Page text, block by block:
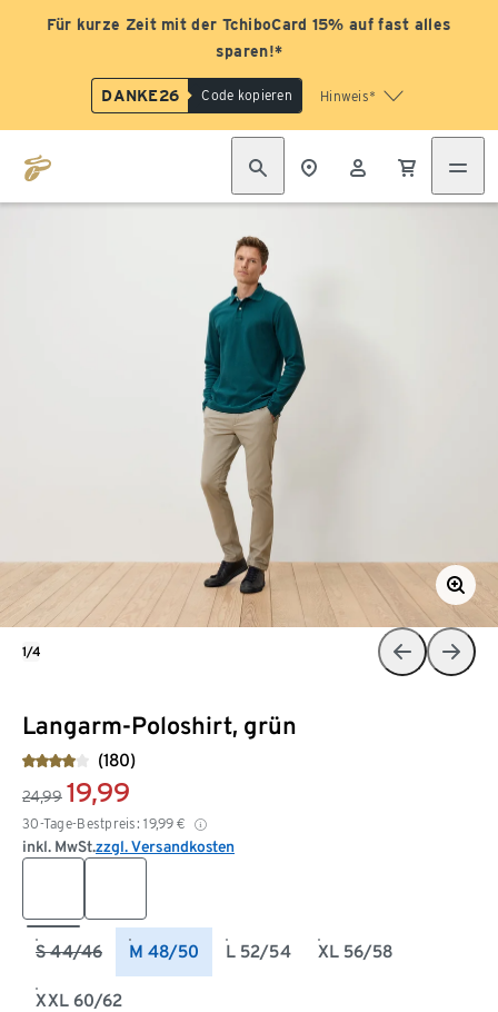
Für kurze Zeit mit der TchiboCard 15% auf fast alles
sparen!*
DANKE26 Code kopieren Hinweis*
Langarm-Poloshirt, grün
(180)
24,99 19,99
30-Tage-Bestpreis: 19,99 €
inkl. MwSt.zzgl. Versandkosten
S 44/46 M 48/50 L 52/54 XL 56/58
XXL 60/62
1/4